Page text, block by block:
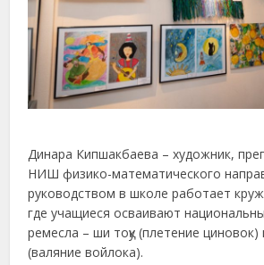
Динара Кипшакбаева – художник,
НИШ физико-математического
руководством в школе работает
где учащиеся осваивают
ремесла – ши тоқу (плетение циновок)
(валяние войлока).